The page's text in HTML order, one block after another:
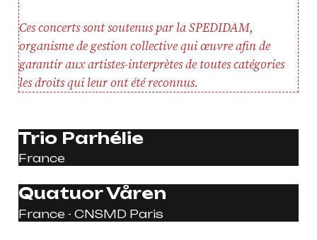
Ces concerts sont soutenus par la SPEDIDAM,
organisme de gestion collective qui œuvre afin de
garantir aux artistes-interprètes de toutes catégories
les droits qui leur ont été reconnus.
Trio Parhélie
France
Quatuor Våren
France - CNSMD Paris